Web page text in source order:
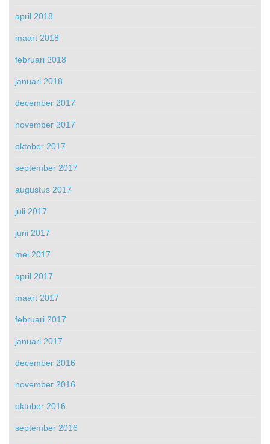
april 2018
maart 2018
februari 2018
januari 2018
december 2017
november 2017
oktober 2017
september 2017
augustus 2017
juli 2017
juni 2017
mei 2017
april 2017
maart 2017
februari 2017
januari 2017
december 2016
november 2016
oktober 2016
september 2016